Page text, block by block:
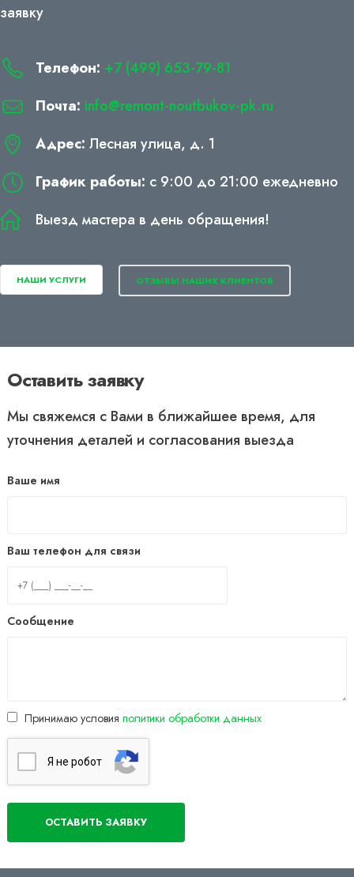
заявку
Телефон: +7 (499) 653-79-81
Почта: info@remont-noutbukov-pk.ru
Адрес: Лесная улица, д. 1
График работы: с 9:00 до 21:00 ежедневно
Выезд мастера в день обращения!
НАШИ УСЛУГИ ОТЗЫВЫ НАШИХ КЛИЕНТОВ
Оставить заявку
Мы свяжемся с Вами в ближайшее время, для
уточнения деталей и согласования выезда
Ваше имя
Ваш телефон для связи
Сообщение
Принимаю условия политики обработки данных
Я нe poбoт